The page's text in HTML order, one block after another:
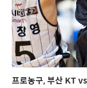
toodur2 All pictures
프로농구, 부산 KT